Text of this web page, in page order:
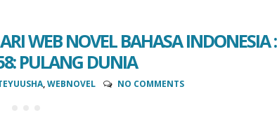
WEB NOVEL BAHASA INDONESIA :
PULANG DUNIA
,WEBNOVEL NO COMMENTS